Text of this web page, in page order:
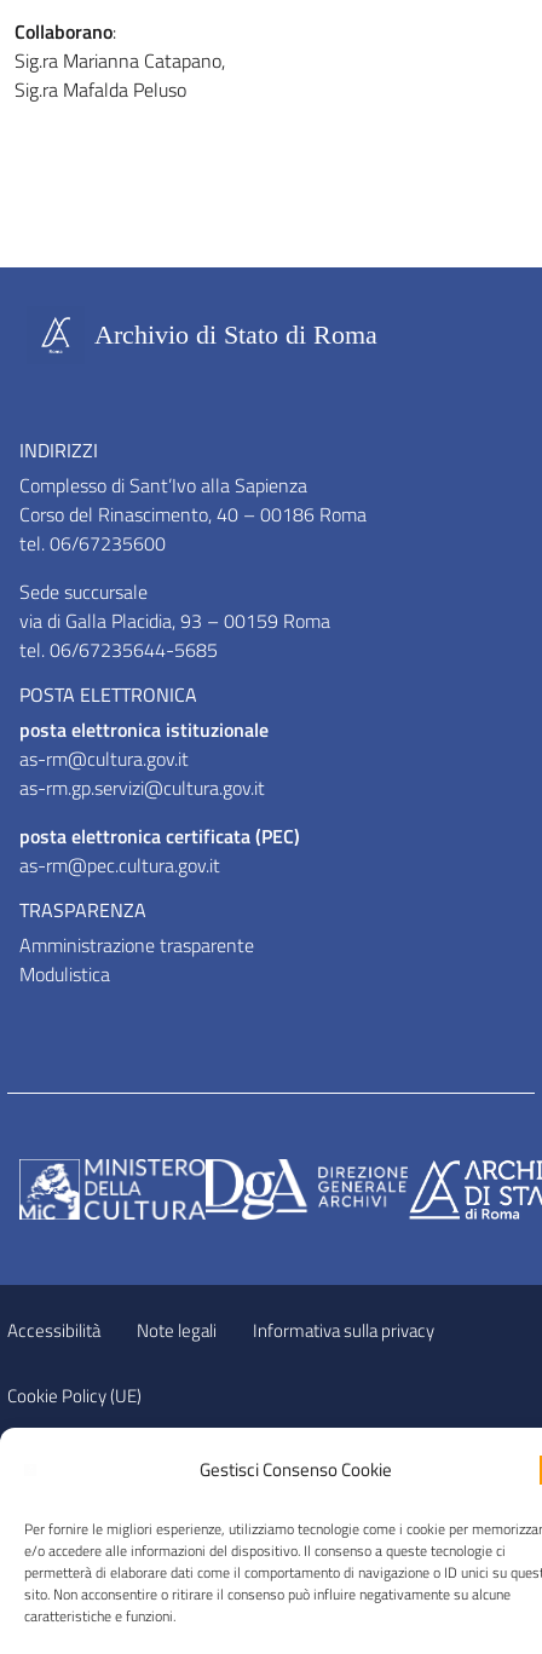
Gestisci Consenso Cookie
Per fornire le migliori esperienze, utilizziamo tecnologie come i cookie per
e/o accedere alle informazioni del dispositivo. Il consenso a queste tecnologie ci
permetterà di elaborare dati come il comportamento di navigazione o ID unici su
sito. Non acconsentire o ritirare il consenso può influire negativamente su alcune
caratteristiche e funzioni.
Collaborano:
Sig.ra Marianna Catapano,
Sig.ra Mafalda Peluso
Archivio di Stato di Roma
INDIRIZZI
Complesso di Sant’Ivo alla Sapienza
Corso del Rinascimento, 40 – 00186 Roma
tel. 06/67235600
Sede succursale
via di Galla Placidia, 93 – 00159 Roma
tel. 06/67235644-5685
POSTA ELETTRONICA
posta elettronica istituzionale
as-rm@cultura.gov.it
as-rm.gp.servizi@cultura.gov.it
posta elettronica certificata (PEC)
as-rm@pec.cultura.gov.it
TRASPARENZA
Amministrazione trasparente
Modulistica
Accessibilità Note legali Informativa sulla privacy
Cookie Policy (UE)
© 2026 Archivio di Stato di Roma